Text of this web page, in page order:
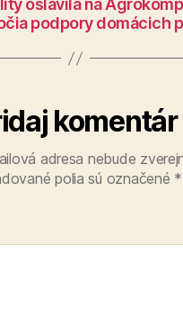
oslávila na
podpory domácich
komentár
adresa nebude
polia sú označené *